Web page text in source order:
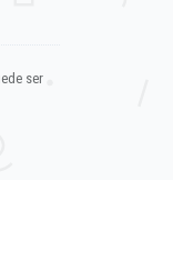
ser